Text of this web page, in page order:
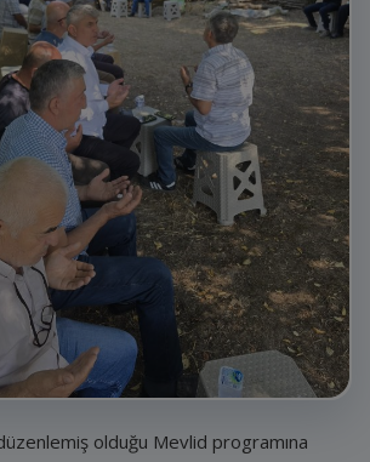
olduğu Mevlid programına